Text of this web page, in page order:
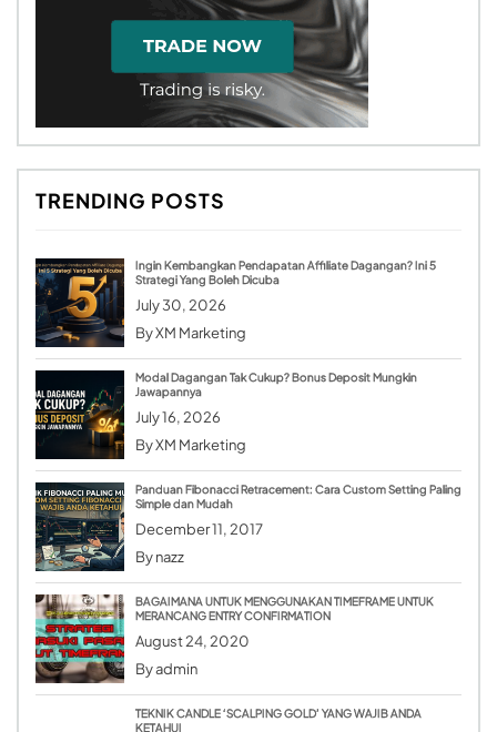
TRENDING POSTS
Ingin Kembangkan Pendapatan Affiliate Dagangan? Ini 5
Strategi Yang Boleh Dicuba
July 30, 2026
ByXM Marketing
Modal Dagangan Tak Cukup? Bonus Deposit Mungkin
Jawapannya
July 16, 2026
ByXM Marketing
Panduan Fibonacci Retracement: Cara Custom Setting Paling
Simple dan Mudah
December 11, 2017
Bynazz
BAGAIMANA UNTUK MENGGUNAKAN TIMEFRAME UNTUK
MERANCANG ENTRY CONFIRMATION
August 24, 2020
Byadmin
TEKNIK CANDLE ‘SCALPING GOLD’ YANG WAJIB ANDA
KETAHUI